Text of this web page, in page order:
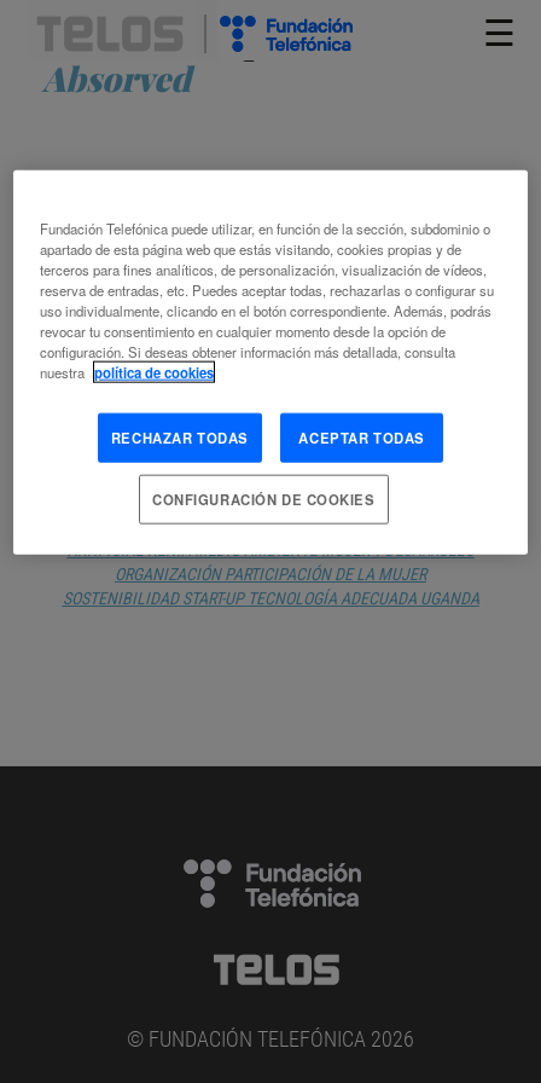
☰
Artículos etiquetados como
Absorved
FERNANDO CERVIGÓN: «MI OBJETIVO
ES PLANTAR 10 MILLONES DE
ÁRBOLES ANTES DE 2030»
MARISOL SALES GIMÉNEZ
ÁFRICAÁRBOLBLOCKCHAINCAMBIO CLIMÁTICO
CREATIVIDADDIÓXIDO DE CARBONOEMPLEO DE LAS
FUENTE DE ENERGÍA RENOVABLEINTELIGENCIA
ARTIFICIALKENIAMEDIO AMBIENTEMUJER Y DESARROLLO
ORGANIZACIÓN PARTICIPACIÓN DE LA MUJER
SOSTENIBILIDAD START-UP TECNOLOGÍA ADECUADA UGANDA
© FUNDACIÓN TELEFÓNICA 2026
Fundación Telefónica puede utilizar, en función de la sección, subdominio o
apartado de esta página web que estás visitando, cookies propias y de
terceros para fines analíticos, de personalización, visualización de vídeos,
reserva de entradas, etc. Puedes aceptar todas, rechazarlas o configurar su
uso individualmente, clicando en el botón correspondiente. Además, podrás
revocar tu consentimiento en cualquier momento desde la opción de
configuración. Si deseas obtener información más detallada, consulta
nuestra política de cookies
RECHAZAR TODAS ACEPTAR TODAS
CONFIGURACIÓN DE COOKIES